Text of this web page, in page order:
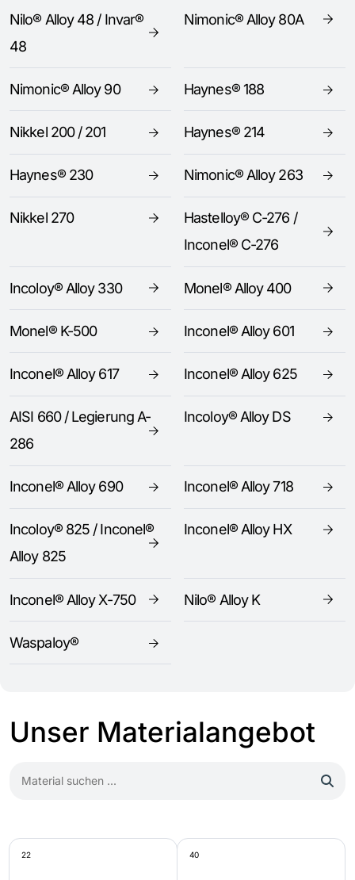
Nilo® Alloy 48 / Invar®
48
Nimonic® Alloy 80A
Nimonic® Alloy 90 Haynes® 188
Nikkel 200 / 201 Haynes® 214
Haynes® 230 Nimonic® Alloy 263
Nikkel 270
Hastelloy® C-276 /
Inconel® C-276
Incoloy® Alloy 330 Monel® Alloy 400
Monel® K-500 Inconel® Alloy 601
Inconel® Alloy 617 Inconel® Alloy 625
AISI 660 / Legierung A-
286
Incoloy® Alloy DS
Inconel® Alloy 690 Inconel® Alloy 718
Incoloy® 825 / Inconel®
Alloy 825
Inconel® Alloy HX
Inconel® Alloy X-750 Nilo® Alloy K
Waspaloy®
Unser Materialangebot
22 40